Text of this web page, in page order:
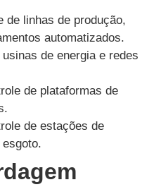
de linhas de produção,
automatizados.
de energia e redes
de plataformas de
de estações de